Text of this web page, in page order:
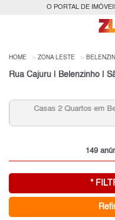
O PORTAL DE
HOME ZONA LESTE
Rua Cajuru | Belenzinho |
Casas 2 Quartos em
149
*